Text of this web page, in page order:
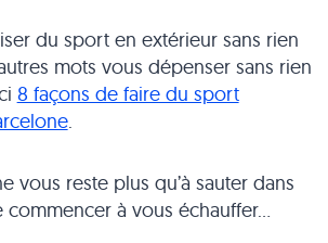
du sport en extérieur sans rien
mots vous dépenser sans rien
8 façons de faire du sport
.
vous reste plus qu’à sauter dans
commencer à vous échauffer…